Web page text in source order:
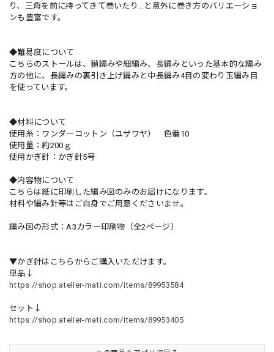
り、三角を前に持ってきて巻いたり…と意外に巻き方のバリエーショ
ンも豊富です。
◆難易度について
こちらのストールは、鎖編みや細編み、長編みといった基本的な編み
方の他に、長編みの裏引き上げ編みと中長編み4目の変わり玉編み目
を使っています。
◆材料について
使用糸：ワンダーコットン（ユザワヤ） 色番10
使用量：約200ｇ
使用かぎ針：かぎ針5号
◆内容物について
こちらは紙に印刷した編み図のみのお届けになります。
材料や編み針等はご自身でご用意くださいませ。
編み図の形式：A3カラー印刷物（全2ページ）
▼かぎ針はこちらからご購入いただけます。
単品↓
https://shop.atelier-mati.com/items/89953584
セット↓
https://shop.atelier-mati.com/items/89953405